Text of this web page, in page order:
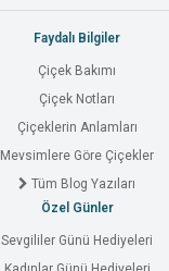
Faydalı Bilgiler
Çiçek Bakımı
Çiçek Notları
Çiçeklerin Anlamları
Mevsimlere Göre Çiçekler
Tüm Blog Yazıları
Özel Günler
Sevgililer Günü Hediyeleri